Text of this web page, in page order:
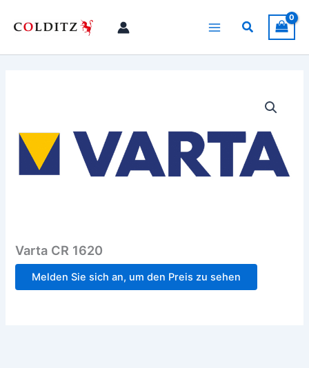
Inhalt
Suchen
Varta CR 1620
Melden Sie sich an, um den Preis zu sehen